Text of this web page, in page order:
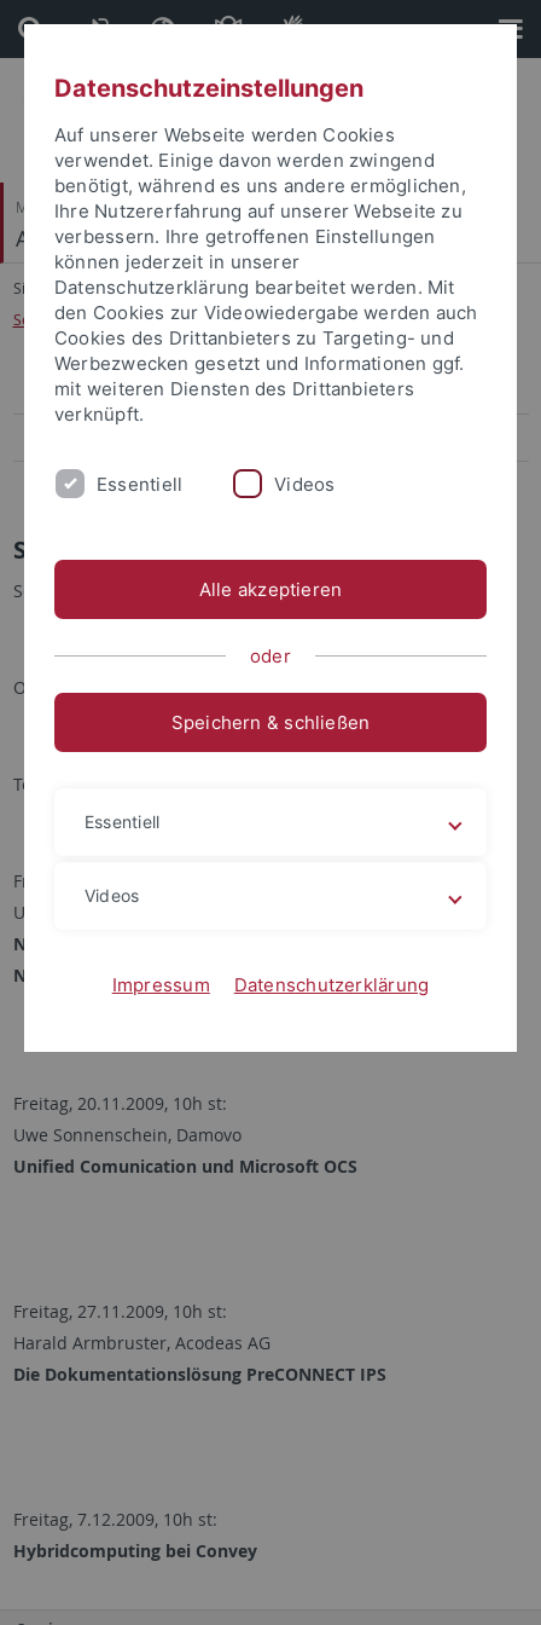
Direkt
zum
Inhalt
Direkt
zur
Fußleiste
Mathematisch-Naturwissenschaftliche Fakultät
Arbeitsbereich Informationsdienste
Sie sind hier: Startseite
...
Seminar "Aktuelle Entwicklungen in der IT"
Grundlagen der Web-Entwicklung
Einführung in Unix/Linux
Seminar Aktuelle Entwicklungen der IT
Seminar im Wintersemester 2009/2010
Ort: ZDV, Semianrraum
Termin: Freitags, 10h s.t.
Freitag, 13.11.2009, 10h st:
Ulrich Hamm, Cisco Systems GmbH
Neue Technologie bei Cisco: UCS Computing und UCS
Netzwerk-Virtualisierung
Freitag, 20.11.2009, 10h st:
Uwe Sonnenschein, Damovo
Unified Comunication und Microsoft OCS
Freitag, 27.11.2009, 10h st:
Harald Armbruster, Acodeas AG
Die Dokumentationslösung PreCONNECT IPS
Freitag, 7.12.2009, 10h st:
Hybridcomputing bei Convey
Datenschutzeinstellungen
Auf unserer Webseite werden Cookies
verwendet. Einige davon werden zwingend
benötigt, während es uns andere ermöglichen,
Ihre Nutzererfahrung auf unserer Webseite zu
verbessern. Ihre getroffenen Einstellungen
können jederzeit in unserer
Datenschutzerklärung bearbeitet werden. Mit
den Cookies zur Videowiedergabe werden auch
Cookies des Drittanbieters zu Targeting- und
Werbezwecken gesetzt und Informationen ggf.
mit weiteren Diensten des Drittanbieters
verknüpft.
Essentiell Videos
Alle akzeptieren
oder
Speichern & schließen
Essentiell
Videos
Impressum Datenschutzerklärung